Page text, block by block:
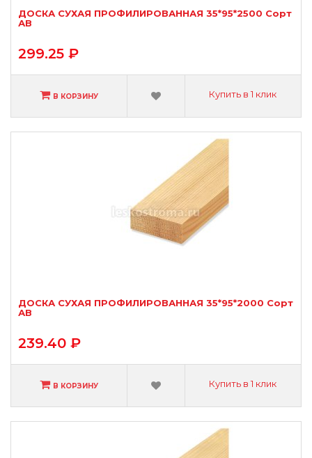
ДОСКА СУХАЯ ПРОФИЛИРОВАННАЯ 35*95*2500 Сорт
АВ
299.25 ₽
В КОРЗИНУ Купить в 1 клик
ДОСКА СУХАЯ ПРОФИЛИРОВАННАЯ 35*95*2000 Сорт
АВ
239.40 ₽
В КОРЗИНУ Купить в 1 клик